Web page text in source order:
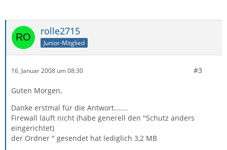
rolle2715
Junior-Mitglied
16. Januar 2008 um 08:30 #3
Guten Morgen,
Danke erstmal für die Antwort.......
Firewall läuft nicht (habe generell den "Schutz anders
eingerichtet)
der Ordner " gesendet hat lediglich 3,2 MB